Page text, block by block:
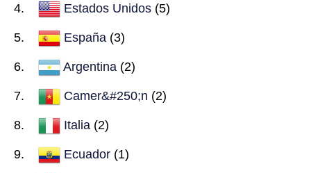
Estados Unidos (5)
España (3)
Argentina (2)
Camer&#250;n (2)
Italia (2)
Ecuador (1)